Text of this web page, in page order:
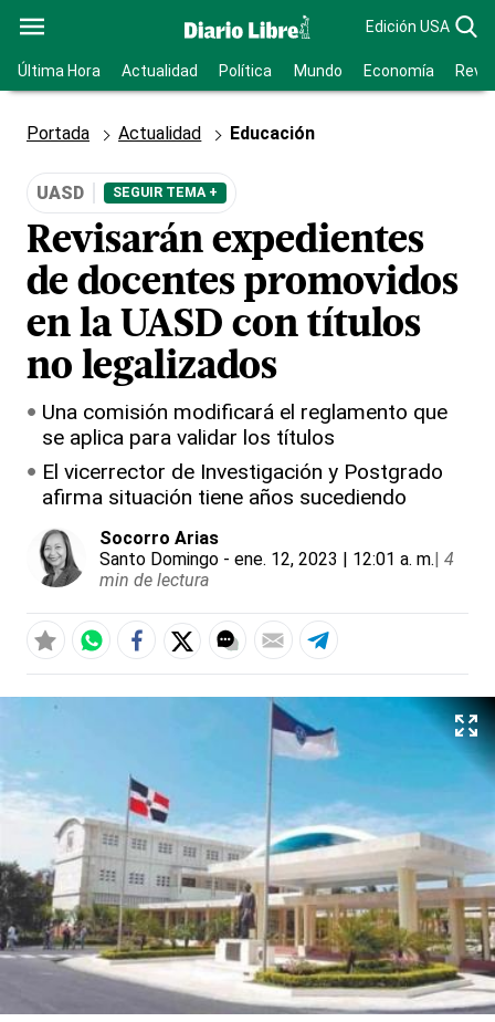
Edición USA
Última Hora Actualidad Política Mundo Economía
Portada Actualidad Educación
UASD SEGUIR TEMA +
Revisarán expedientes
de docentes promovidos
en la UASD con títulos
no legalizados
Una comisión modificará el reglamento que
se aplica para validar los títulos
El vicerrector de Investigación y Postgrado
afirma situación tiene años sucediendo
Socorro Arias
Santo Domingo - ene. 12, 2023 | 12:01 a. m.| 4
min de lectura